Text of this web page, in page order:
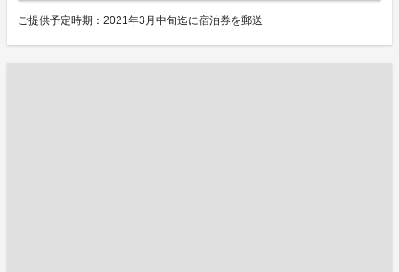
ご提供予定時期：2021年3月中旬迄に宿泊券を郵送